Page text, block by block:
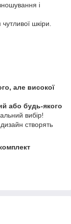
і
шкіри.
але високої
або будь-якого
вибір!
створять